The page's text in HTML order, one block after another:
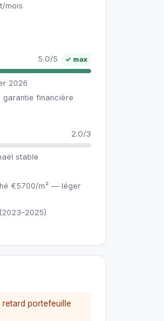
mois
5.0/5 ✓ max
2026
garantie financière
2.0/3
stable
€5700/m² — léger
portefeuille